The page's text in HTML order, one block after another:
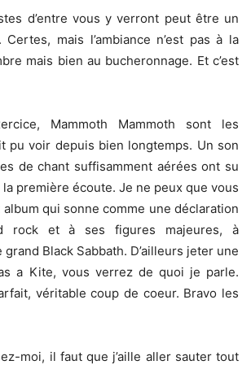
d’entre vous y verront peut être un
Certes, mais l’ambiance n’est pas à la
mais bien au bucheronnage. Et c’est
Mammoth Mammoth sont les
pu voir depuis bien longtemps. Un son
de chant suffisamment aérées ont su
première écoute. Je ne peux que vous
qui sonne comme une déclaration
rock et à ses figures majeures, à
Black Sabbath. D’ailleurs jeter une
a Kite, vous verrez de quoi je parle.
véritable coup de coeur. Bravo les
moi, il faut que j’aille aller sauter tout